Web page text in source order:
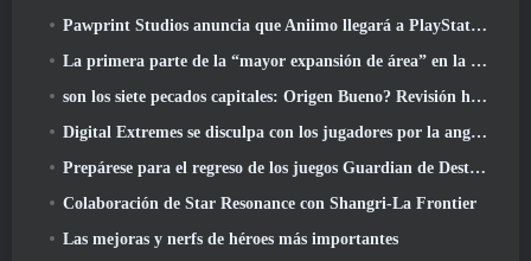
Pawprint Studios anuncia que Aniimo llegará a PlayStation 5 Y la tienda de Epic Games en los lanzamientos
La primera parte de la “mayor expansión de área” en la historia de RuneScape se lanza hoy
son los siete pecados capitales: Origen Bueno? Revisión honesta
Digital Extremes se disculpa con los jugadores por la angustia causada por las “invitaciones nefastas” en Warframe
Prepárese para el regreso de los juegos Guardian de Destiny 2
Colaboración de Star Resonance con Shangri-La Frontier
Las mejoras y nerfs de héroes más importantes